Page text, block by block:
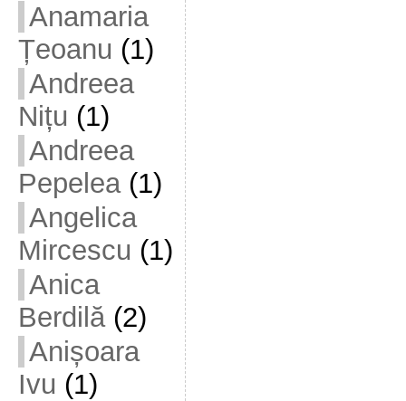
Anamaria
Țeoanu (1)
Andreea
Nițu (1)
Andreea
Pepelea(1)
Angelica
Mircescu (1)
Anica
Berdilă(2)
Anișoara
Ivu (1)